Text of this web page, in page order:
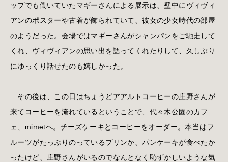
ップでも働いていたマギーさんによる展示は、壁中にヴィヴィ
アンのポスターや古着が飾られていて、彼女の少女時代の部屋
のようだった。会場ではマギーさんがシャンパンをご馳走して
くれ、ヴィヴィアンの思い出を語ってくれたりして、久しぶり
にゆっくり話せたのも嬉しかった。
その後は、この日はちょうどアアルトコーヒーの庄野さんが
来てコーヒーを淹れているということで、代々木公園のカフ
ェ、mimetへ。チーズケーキとコーヒーをオーダー。本当はフ
ルーツがたっぷりのっているプリンか、パンケーキが食べたか
ったけど、庄野さんがいるのでなんとなく恥ずかしいような気